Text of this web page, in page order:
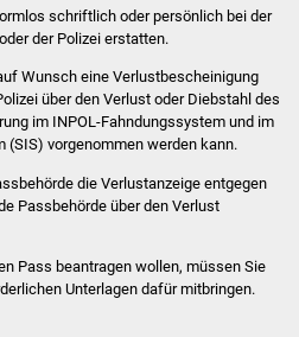
Volkshochschule
Soziale Einrichtungen
Kirchen
Lokale Agenda
Jugendhaus
schriftlich oder persönlich bei der
der Polizei erstatten.
Wunsch eine Verlustbescheinigung
über den Verlust oder Diebstahl des
im INPOL-Fahndungssystem und im
vorgenommen werden kann.
die Verlustanzeige entgegen
Passbehörde über den Verlust
Pass beantragen wollen, müssen Sie
Unterlagen dafür mitbringen.